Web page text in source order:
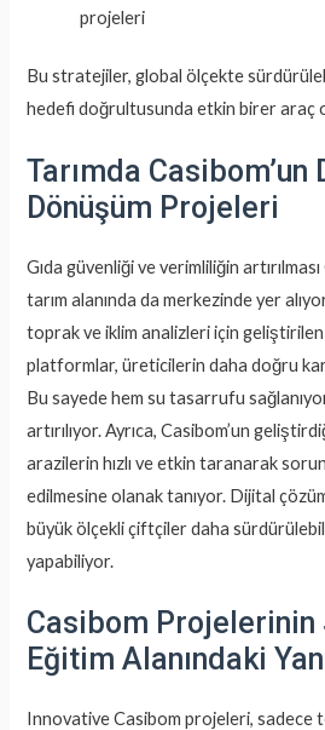
projeleri
Bu stratejiler, global ölçekte
hedefi doğrultusunda etkin birer araç
Tarımda Casibom’un
Dönüşüm Projeleri
Gıda güvenliği ve verimliliğin
tarım alanında da merkezinde yer
toprak ve iklim analizleri için
platformlar, üreticilerin daha doğru
Bu sayede hem su tasarrufu
artırılıyor. Ayrıca, Casibom’un
arazilerin hızlı ve etkin taranarak
edilmesine olanak tanıyor. Dijital
büyük ölçekli çiftçiler daha
yapabiliyor.
Casibom Projelerinin
Eğitim Alanındaki
Innovative Casibom projeleri, sadece